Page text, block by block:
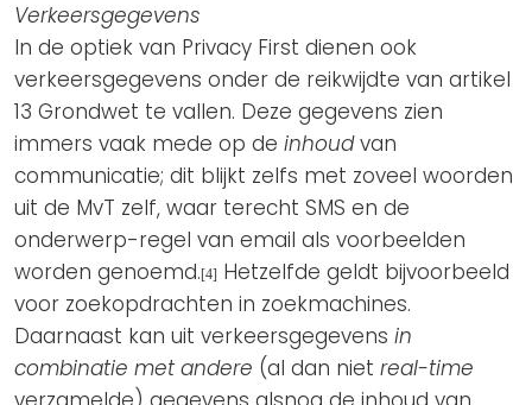
Verkeersgegevens
In de optiek van Privacy First dienen ook
verkeersgegevens onder de reikwijdte van artikel
13 Grondwet te vallen. Deze gegevens zien
immers vaak mede op de inhoudvan
communicatie; dit blijkt zelfs met zoveel woorden
uit de MvT zelf, waar terecht SMS en de
onderwerp-regel van email als voorbeelden
worden genoemd.[4] Hetzelfde geldt bijvoorbeeld
voor zoekopdrachten in zoekmachines.
Daarnaast kan uit verkeersgegevens in
combinatie met andere (al dan niet real-time